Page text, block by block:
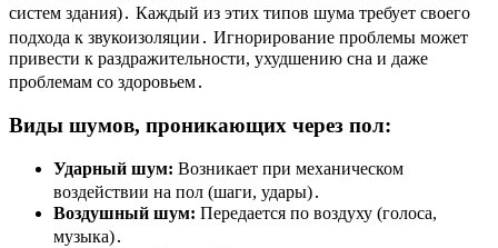
систем здания)․ Каждый из этих типов шума требует своего
подхода к звукоизоляции․ Игнорирование проблемы может
привести к раздражительности, ухудшению сна и даже
проблемам со здоровьем․
Виды шумов, проникающих через пол:
Ударный шум: Возникает при механическом
воздействии на пол (шаги, удары)․
Воздушный шум: Передается по воздуху (голоса,
музыка)․